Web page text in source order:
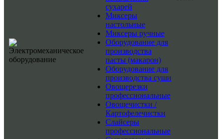
сухарей
Миксеры
настольные
Миксеры ручные
Оборудование для
производства
пасты (макарон)
Оборудование для
производства суши
Овощерезки
профессиональные
Овощечистки /
Картофелечистки
Слайсеры
профессиональные